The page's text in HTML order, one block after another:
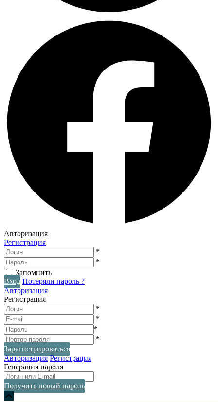
Авторизация
Регистрация
*
*
Запомнить
Вход Потеряли пароль ?
Авторизация
Регистрация
*
*
*
*
Зарегистрироваться
Авторизация Регистрация
Генерация пароля
Получить новый пароль
Прокрутка